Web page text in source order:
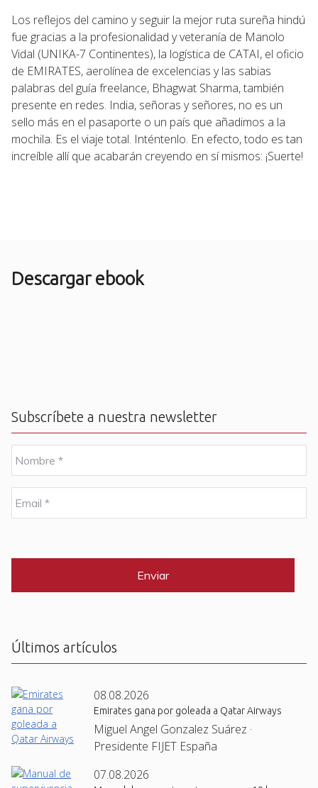
Los reflejos del camino y seguir la mejor ruta sureña hindú
fue gracias a la profesionalidad y veteranía de Manolo
Vidal (UNIKA-7 Continentes), la logística de CATAI, el oficio
de EMIRATES, aerolínea de excelencias y las sabias
palabras del guía freelance, Bhagwat Sharma, también
presente en redes. India, señoras y señores, no es un
sello más en el pasaporte o un país que añadimos a la
mochila. Es el viaje total. Inténtenlo. En efecto, todo es tan
increíble allí que acabarán creyendo en sí mismos: ¡Suerte!
Descargar ebook
Subscríbete a nuestra newsletter
o
m
e
m
a
C
Últimos artículos
08.08.2026
Emirates gana por goleada a Qatar Airways
Miguel Angel Gonzalez Suárez ·
Presidente FIJET España
07.08.2026